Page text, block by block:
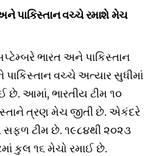
પાકિસ્તાન વચ્ચે રમાશે મેચ
ભારત અને પાકિસ્તાન
વચ્ચે અત્યાર સુધીમાં
છે. આમાં, ભારતીય ટીમ ૧૦
ત્રણ મેચ જીતી છે. એકંદરે
સફળ ટીમ છે. ૧૯૮૪થી ૨૦૨૩
કુલ ૧૬ મેચો રમાઈ છે.